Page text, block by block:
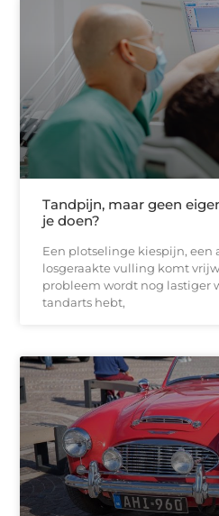
Tandpijn, maar geen
je doen?
Een plotselinge kiespijn, een
losgeraakte vulling komt
probleem wordt nog lastiger
tandarts hebt,